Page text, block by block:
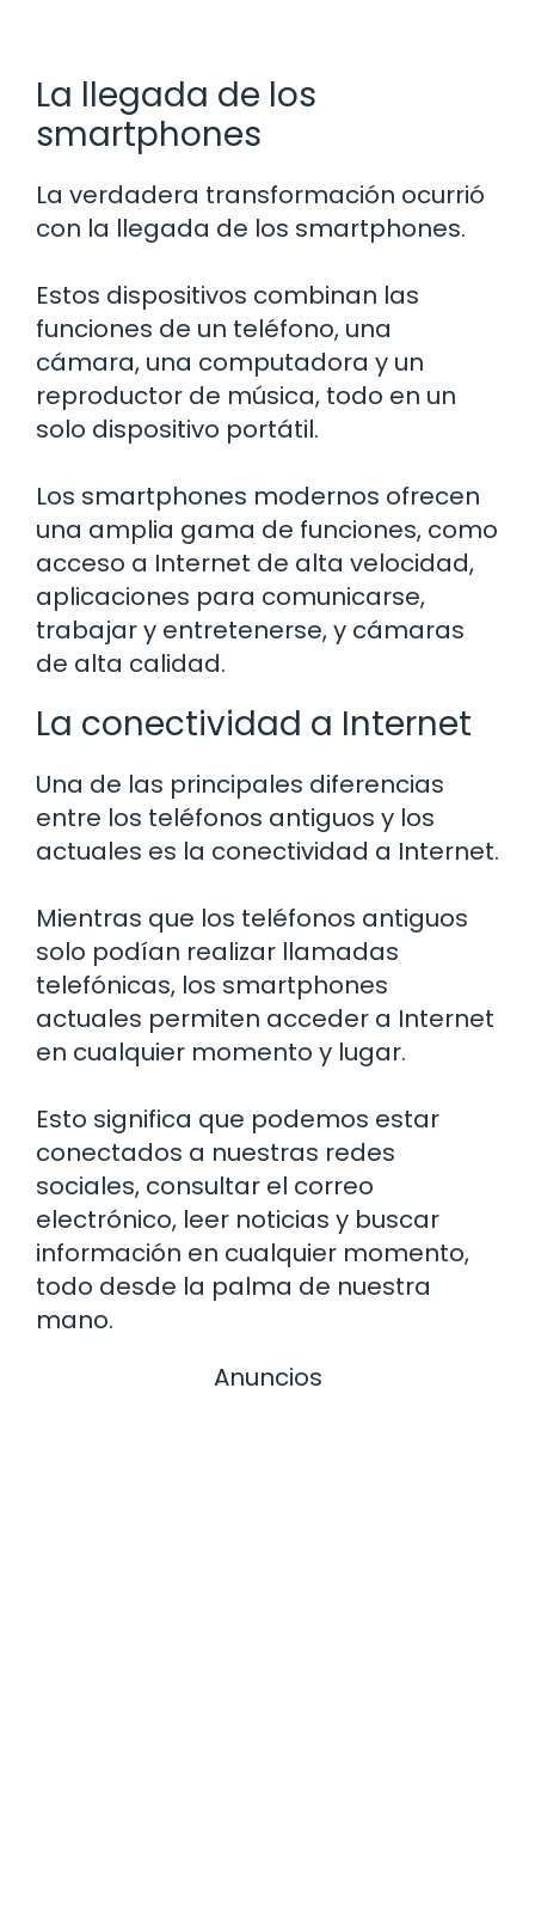
La llegada de los
smartphones
La verdadera transformación ocurrió
con la llegada de los smartphones.
Estos dispositivos combinan las
funciones de un teléfono, una
cámara, una computadora y un
reproductor de música, todo en un
solo dispositivo portátil.
Los smartphones modernos ofrecen
una amplia gama de funciones, como
acceso a Internet de alta velocidad,
aplicaciones para comunicarse,
trabajar y entretenerse, y cámaras
de alta calidad.
La conectividad a Internet
Una de las principales diferencias
entre los teléfonos antiguos y los
actuales es la conectividad a Internet.
Mientras que los teléfonos antiguos
solo podían realizar llamadas
telefónicas, los smartphones
actuales permiten acceder a Internet
en cualquier momento y lugar.
Esto significa que podemos estar
conectados a nuestras redes
sociales, consultar el correo
electrónico, leer noticias y buscar
información en cualquier momento,
todo desde la palma de nuestra
mano.
Anuncios